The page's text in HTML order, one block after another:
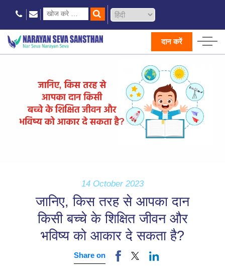
दान करें
14 October 2023
जानिए, किस तरह से आपका दान
किसी बच्चे के शिक्षित जीवन और
भविष्य को आकार दे सकता है?
Share on